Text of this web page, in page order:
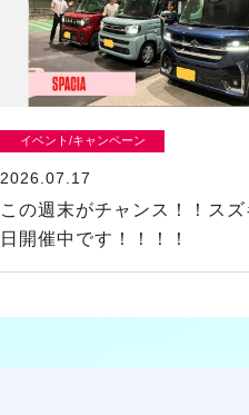
イベント/キャンペーン
2026.07.17
この週末がチャンス！！ス
日開催中です！！！！